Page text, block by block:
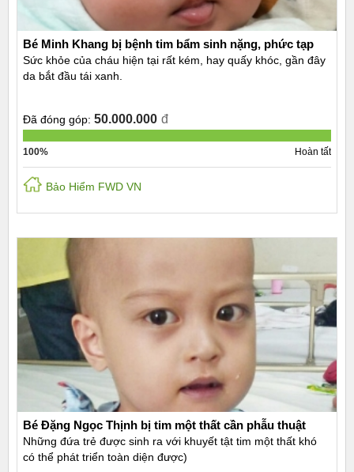
Bé Minh Khang bị bệnh tim bẩm sinh nặng, phức tạp
Sức khỏe của cháu hiện tại rất kém, hay quấy khóc, gần đây
da bắt đầu tái xanh.
Đã đóng góp: 50.000.000 đ
100% Hoàn tất
Bảo Hiểm FWD VN
Bé Đặng Ngọc Thịnh bị tim một thất cần phẫu thuật
Những đứa trẻ được sinh ra với khuyết tật tim một thất khó
có thể phát triển toàn diện được)